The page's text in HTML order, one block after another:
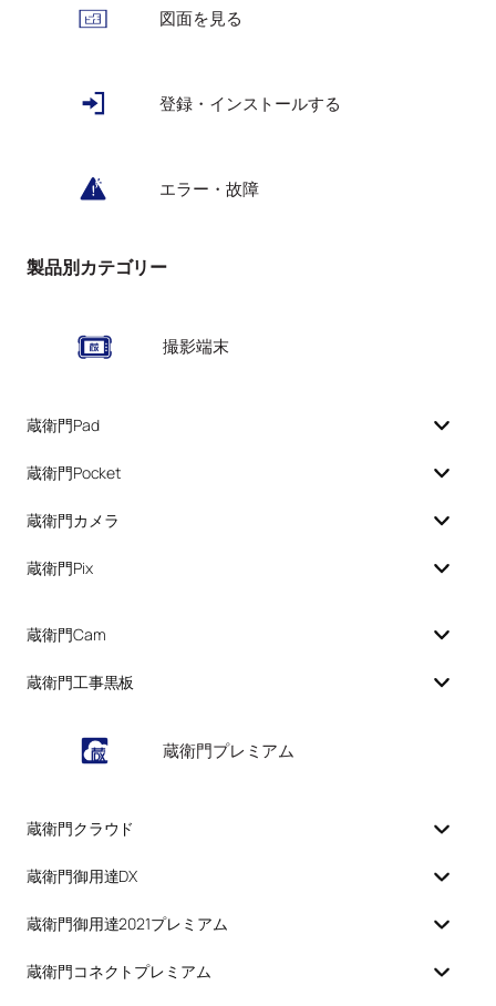
図面を見る
登録・インストールする
エラー・故障
製品別カテゴリー
撮影端末
蔵衛門Pad
蔵衛門Pocket
蔵衛門カメラ
蔵衛門Pix
蔵衛門Cam
蔵衛門工事黒板
蔵衛門プレミアム
蔵衛門クラウド
蔵衛門御用達DX
蔵衛門御用達2021プレミアム
蔵衛門コネクトプレミアム